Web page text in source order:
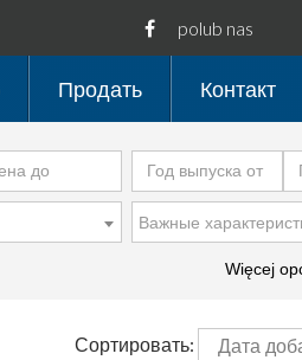
polub nas
Продать Контакт
Więcej
Сортировать: Дата